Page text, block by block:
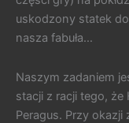
uskodzony statek
nasza fabuła…
Naszym zadaniem
stacji z racji tego, że
Peragus. Przy